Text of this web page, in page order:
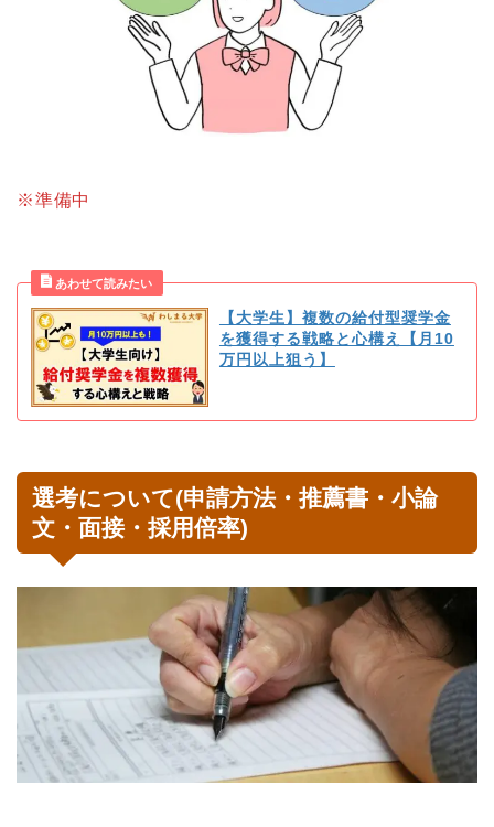
※準備中
【大学生】複数の給付型奨学金
を獲得する戦略と心構え【月10
万円以上狙う】
選考について(申請方法・推薦書・小論
文・面接・採用倍率)